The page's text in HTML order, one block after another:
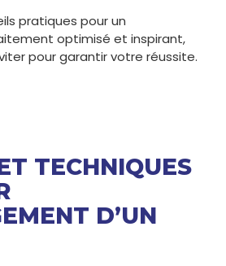
pratiques pour un
optimisé et inspirant,
pour garantir votre réussite.
TECHNIQUES
D’UN